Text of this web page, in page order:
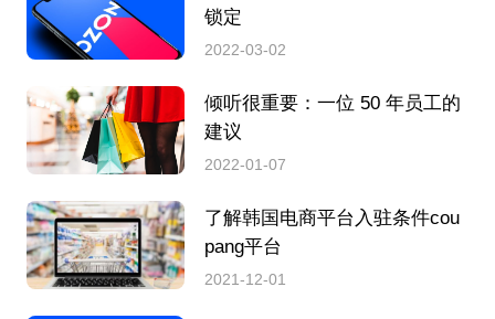
锁定
2022-03-02
倾听很重要：一位 50 年员工的
建议
2022-01-07
了解韩国电商平台入驻条件cou
pang平台
2021-12-01